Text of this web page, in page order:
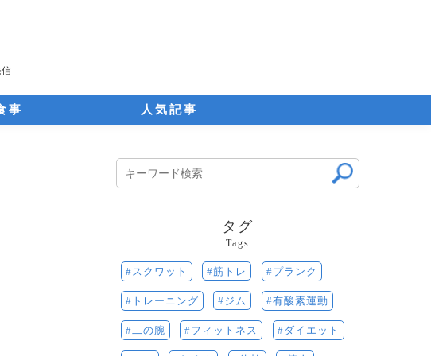
事 人気記事
タグ
Tags
スクワット 筋トレ プランク
トレーニング ジム 有酸素運動
二の腕 フィットネス ダイエット